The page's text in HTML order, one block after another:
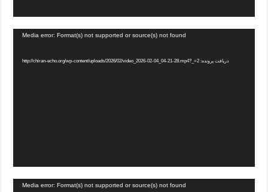
Media error: Format(s) not supported or source(s) not found
دریافت پرونده: http://chiran-echo.org/wp-content/uploads/2026/02/video_2026-02-04_04-21-28.mp4?_=2
Media error: Format(s) not supported or source(s) not found